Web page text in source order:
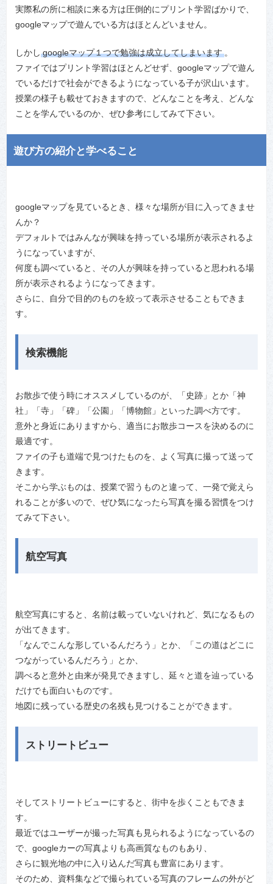
実際私の所に相談に来る方は圧倒的にプリント学習ばかりで、
googleマップで遊んでいる方はほとんどいません。
しかしgoogleマップ１つで勉強は成立してしまいます 。
ファイではプリント学習はほとんどせず、googleマップで遊ん
でいるだけで社会ができるようになっている子が沢山います。
授業の様子も載せておきますので、どんなことを考え、どんな
ことを学んでいるのか、ぜひ参考にしてみて下さい。
遊び方の紹介と学べること
googleマップを見ているとき、様々な場所が目に入ってきませ
んか？
デフォルトではみんなが興味を持っている場所が表示されるよ
うになっていますが、
何度も調べていると、その人が興味を持っていると思われる場
所が表示されるようになってきます。
さらに、自分で目的のものを絞って表示させることもできま
す。
検索機能
お散歩で使う時にオススメしているのが、「史跡」とか「神
社」「寺」「碑」「公園」「博物館」といった調べ方です。
意外と身近にありますから、適当にお散歩コースを決めるのに
最適です。
ファイの子も道端で見つけたものを、よく写真に撮って送って
きます。
そこから学ぶものは、授業で習うものと違って、一発で覚えら
れることが多いので、ぜひ気になったら写真を撮る習慣をつけ
てみて下さい。
航空写真
航空写真にすると、名前は載っていないけれど、気になるもの
が出てきます。
「なんでこんな形しているんだろう」とか、「この道はどこに
つながっているんだろう」とか、
調べると意外と由来が発見できますし、延々と道を辿っている
だけでも面白いものです。
地図に残っている歴史の名残も見つけることができます。
ストリートビュー
そしてストリートビューにすると、街中を歩くこともできま
す。
最近ではユーザーが撮った写真も見られるようになっているの
で、googleカーの写真よりも高画質なものもあり、
さらに観光地の中に入り込んだ写真も豊富にあります。
そのため、資料集などで撮られている写真のフレームの外がど